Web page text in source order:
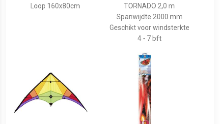
Loop 160x80cm
TORNADO 2,0 m
Spanwijdte 2000 mm
Geschikt voor windsterkte
4 - 7 bft